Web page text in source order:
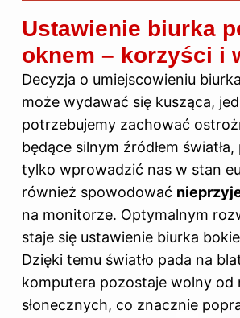
Ustawienie biurka
oknem – korzyści i
Decyzja o umiejscowieniu
może wydawać się kusząca,
potrzebujemy zachować
będące silnym źródłem
tylko wprowadzić nas w stan
również spowodować
na monitorze. Optymalnym
staje się ustawienie biurka
Dzięki temu światło pada na
komputera pozostaje wolny od
słonecznych, co znacznie